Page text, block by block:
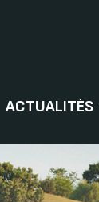
ACTUALITÉS